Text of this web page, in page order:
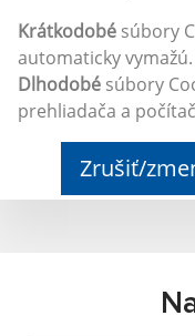
Krátkodobé súbory
automaticky vymažú.
Dlhodobé súbory
prehliadača a
Zrušiť/